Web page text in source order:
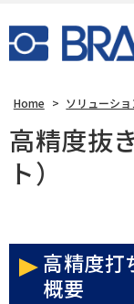
Home > ソリューショ
高精度抜
ト）
高精度打
概要